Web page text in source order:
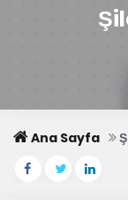
Ana Sayfa